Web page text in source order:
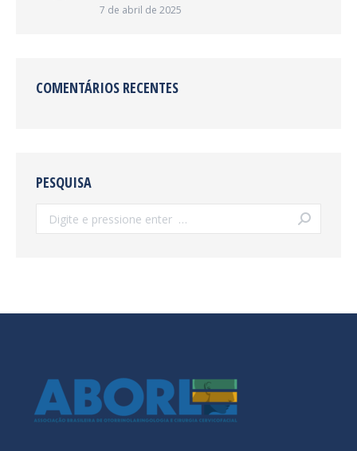
7 de abril de 2025
COMENTÁRIOS RECENTES
PESQUISA
Search: